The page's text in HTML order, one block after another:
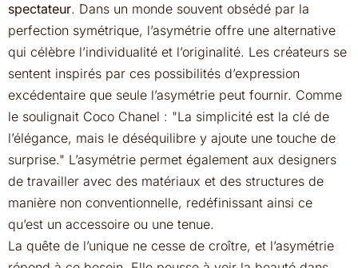
spectateur. Dans un monde souvent obsédé par la
perfection symétrique, l’asymétrie offre une alternative
qui célèbre l’individualité et l’originalité. Les créateurs se
sentent inspirés par ces possibilités d’expression
excédentaire que seule l’asymétrie peut fournir. Comme
le soulignait Coco Chanel :
La simplicité est la clé de
l’élégance, mais le déséquilibre y ajoute une touche de
surprise.
L’asymétrie permet également aux designers
de travailler avec des matériaux et des structures de
manière non conventionnelle, redéfinissant ainsi ce
qu’est un accessoire ou une tenue.
La quête de l’unique ne cesse de croître, et l’asymétrie